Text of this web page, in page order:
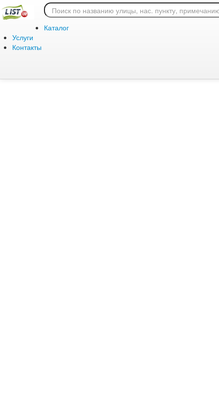
Каталог
Услуги
Контакты
Ошибка 404: страница